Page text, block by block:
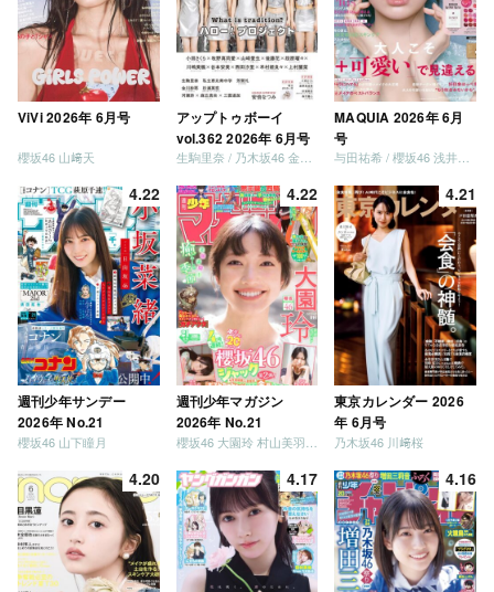
ViVi 2026年 6月号
櫻坂46 山﨑天
アップトゥボーイ
vol.362 2026年 6月号
MAQUIA 2026年 6月
号
4.22
週刊少年サンデー
2026年 No.21
櫻坂46 山下瞳月
4.22
週刊少年マガジン
2026年 No.21
4.21
東京カレンダー 2026
年 6月号
乃木坂46 川﨑桜
4.20 4.17 4.16